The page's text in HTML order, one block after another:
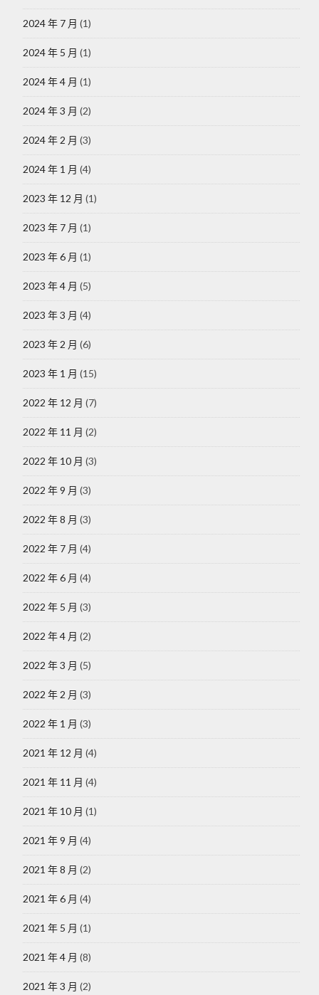
2024 年 7 月 (1)
2024 年 5 月 (1)
2024 年 4 月 (1)
2024 年 3 月 (2)
2024 年 2 月 (3)
2024 年 1 月 (4)
2023 年 12 月 (1)
2023 年 7 月 (1)
2023 年 6 月 (1)
2023 年 4 月 (5)
2023 年 3 月 (4)
2023 年 2 月 (6)
2023 年 1 月 (15)
2022 年 12 月 (7)
2022 年 11 月 (2)
2022 年 10 月 (3)
2022 年 9 月 (3)
2022 年 8 月 (3)
2022 年 7 月 (4)
2022 年 6 月 (4)
2022 年 5 月 (3)
2022 年 4 月 (2)
2022 年 3 月 (5)
2022 年 2 月 (3)
2022 年 1 月 (3)
2021 年 12 月 (4)
2021 年 11 月 (4)
2021 年 10 月 (1)
2021 年 9 月 (4)
2021 年 8 月 (2)
2021 年 6 月 (4)
2021 年 5 月 (1)
2021 年 4 月 (8)
2021 年 3 月 (2)